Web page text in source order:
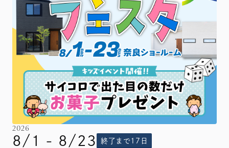
2026
8/1 - 8/23 終了まで17日